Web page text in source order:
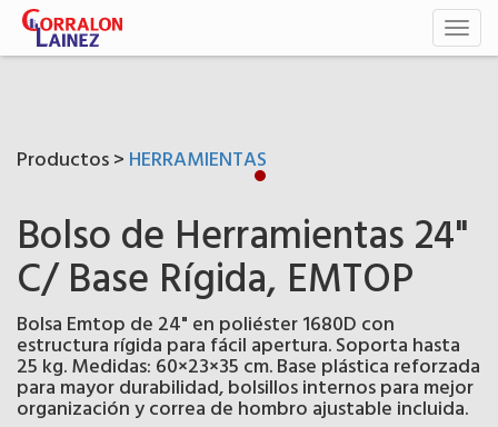
Productos > HERRAMIENTAS
Bolso de Herramientas 24"
C/ Base Rígida, EMTOP
Bolsa Emtop de 24" en poliéster 1680D con
estructura rígida para fácil apertura. Soporta hasta
25 kg. Medidas: 60×23×35 cm. Base plástica reforzada
para mayor durabilidad, bolsillos internos para mejor
organización y correa de hombro ajustable incluida.